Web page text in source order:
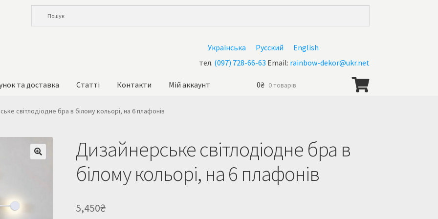
Українська Русский
English
тел. (097) 728-66-63 Email: rainbow-dekor@ukr.net
та доставка Статті Контакти
Мій аккаунт
0₴ 0 товарів
світлодіодне бра в білому кольорі, на 6 плафонів
Дизайнерське світлодіодне бра в
білому кольорі, на 6 плафонів
5,450₴